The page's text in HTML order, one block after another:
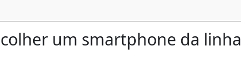
um smartphone da linha